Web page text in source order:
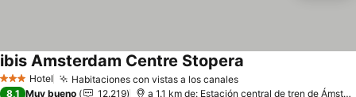
3 Estrellas
Hotel Habitaciones con vistas a los canales
ibis Amsterdam Centre Stopera
8,1 Muy bueno 12.219 a 1.1 km de: Estación central de tren de Ámsterdam